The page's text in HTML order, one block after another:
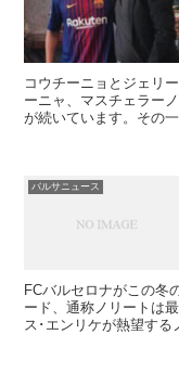
コウチーニョとジェリ
ーニャ、マスチェラー
が続いています。その
ら、強化技術部は大忙
バルサニュース
FCバルセロナがこの冬
ード、通称ノリートは
ス･エンリケが熱望する
と最終オファーを出し